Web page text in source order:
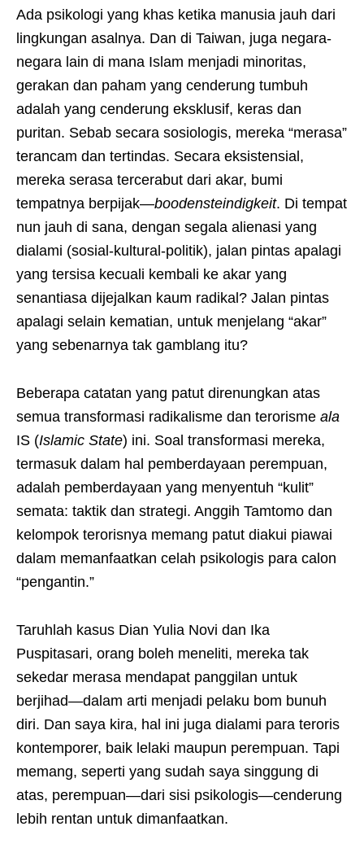
Ada psikologi yang khas ketika manusia jauh dari
lingkungan asalnya. Dan di Taiwan, juga negara-
negara lain di mana Islam menjadi minoritas,
gerakan dan paham yang cenderung tumbuh
adalah yang cenderung eksklusif, keras dan
puritan. Sebab secara sosiologis, mereka “merasa”
terancam dan tertindas. Secara eksistensial,
mereka serasa tercerabut dari akar, bumi
tempatnya berpijak—boodensteindigkeit. Di tempat
nun jauh di sana, dengan segala alienasi yang
dialami (sosial-kultural-politik), jalan pintas apalagi
yang tersisa kecuali kembali ke akar yang
senantiasa dijejalkan kaum radikal? Jalan pintas
apalagi selain kematian, untuk menjelang “akar”
yang sebenarnya tak gamblang itu?
Beberapa catatan yang patut direnungkan atas
semua transformasi radikalisme dan terorisme ala
IS (Islamic State) ini. Soal transformasi mereka,
termasuk dalam hal pemberdayaan perempuan,
adalah pemberdayaan yang menyentuh “kulit”
semata: taktik dan strategi. Anggih Tamtomo dan
kelompok terorisnya memang patut diakui piawai
dalam memanfaatkan celah psikologis para calon
“pengantin.”
Taruhlah kasus Dian Yulia Novi dan Ika
Puspitasari, orang boleh meneliti, mereka tak
sekedar merasa mendapat panggilan untuk
berjihad—dalam arti menjadi pelaku bom bunuh
diri. Dan saya kira, hal ini juga dialami para teroris
kontemporer, baik lelaki maupun perempuan. Tapi
memang, seperti yang sudah saya singgung di
atas, perempuan—dari sisi psikologis—cenderung
lebih rentan untuk dimanfaatkan.